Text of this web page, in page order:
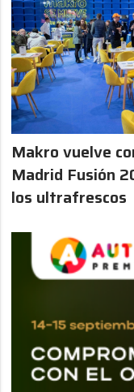
Makro vuelve
Madrid Fusión
los ultrafrescos